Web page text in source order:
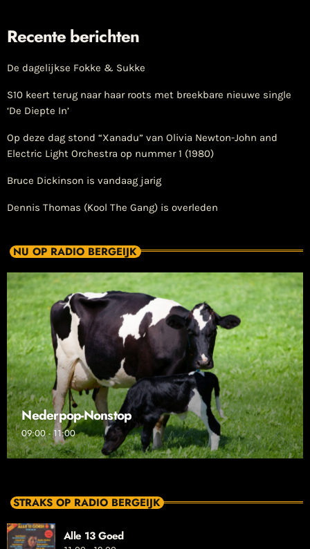
Recente berichten
De dagelijkse Fokke & Sukke
S10 keert terug naar haar roots met breekbare nieuwe single
‘De Diepte In’
Op deze dag stond “Xanadu” van Olivia Newton-John and
Electric Light Orchestra op nummer 1 (1980)
Bruce Dickinson is vandaag jarig
Dennis Thomas (Kool The Gang) is overleden
NU OP RADIO BERGEIJK
Nederpop-Nonstop
09:00 - 11:00
STRAKS OP RADIO BERGEIJK
Alle 13 Goed